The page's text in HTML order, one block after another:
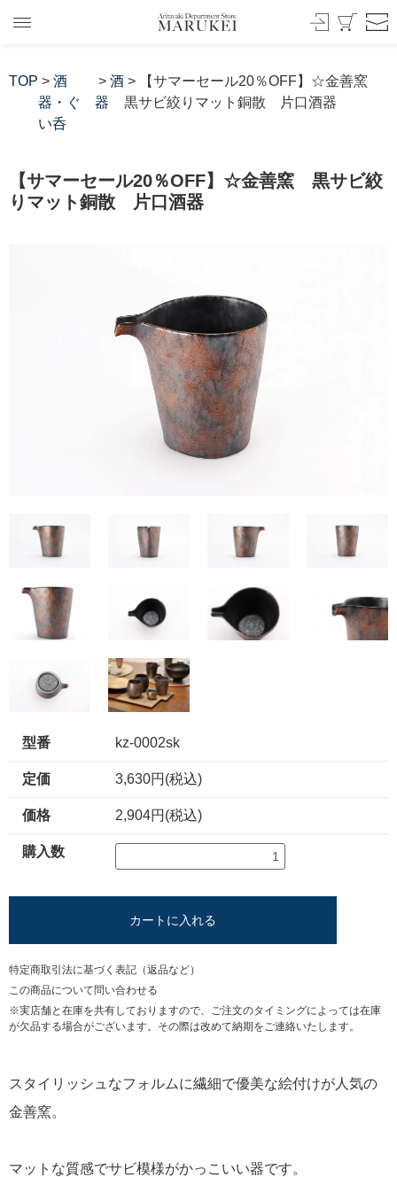
TOP > 酒
器・ぐ
い呑
> 酒
器
> 【サマーセール20％OFF】☆金善窯
黒サビ絞りマット銅散 片口酒器
【サマーセール20％OFF】☆金善窯 黒サビ絞
りマット銅散 片口酒器
型番 kz-0002sk
定価 3,630円(税込)
価格 2,904円(税込)
購入数
カートに入れる
特定商取引法に基づく表記（返品など）
この商品について問い合わせる
※実店舗と在庫を共有しておりますので、ご注文のタイミングによっては在庫
が欠品する場合がございます。その際は改めて納期をご連絡いたします。
スタイリッシュなフォルムに繊細で優美な絵付けが人気の
金善窯。
マットな質感でサビ模様がかっこいい器です。